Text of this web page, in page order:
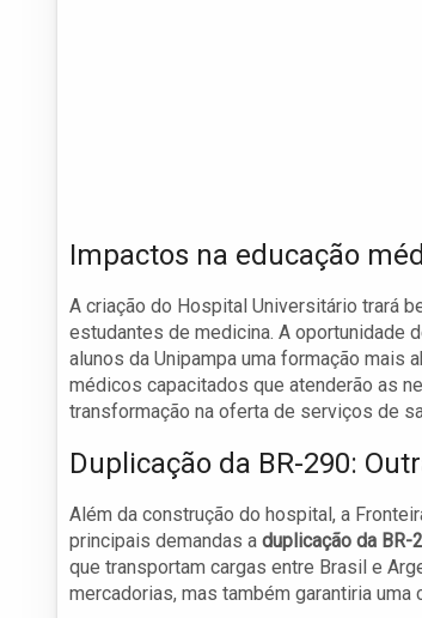
Impactos na educação
A criação do Hospital Universitário trará
estudantes de medicina. A oportunidade
alunos da Unipampa uma formação mais
médicos capacitados que atenderão as
transformação na oferta de serviços de
Duplicação da BR-290:
Além da construção do hospital, a
principais demandas a duplicação da BR-
que transportam cargas entre Brasil e
mercadorias, mas também garantiria